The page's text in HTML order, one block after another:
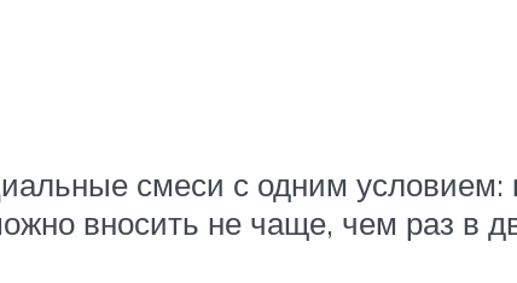
смеси с одним
вносить не чаще, чем раз в